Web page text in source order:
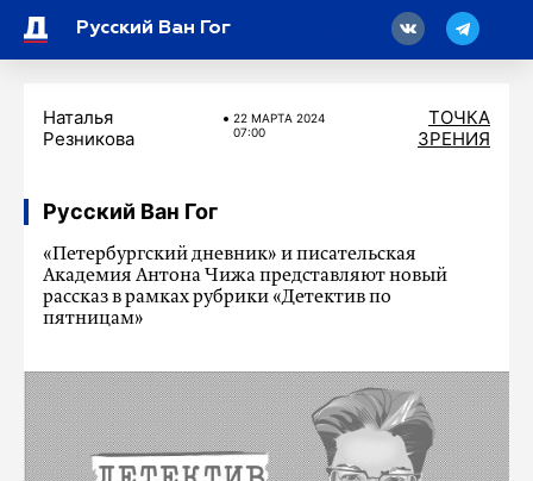
Русский Ван Гог
Наталья
Резникова
22 МАРТA 2024
07:00
ТОЧКА
ЗРЕНИЯ
Русский Ван Гог
«Петербургский дневник» и писательская
Академия Антона Чижа представляют новый
рассказ в рамках рубрики «Детектив по
пятницам»